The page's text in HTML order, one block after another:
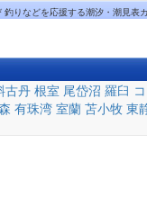
りなどを応援する潮汐・潮見表
古丹 根室 尾岱沼 羅臼
有珠湾 室蘭 苫小牧 東